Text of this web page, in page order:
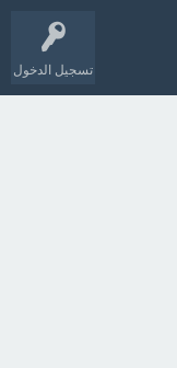
تسجيل الدخول